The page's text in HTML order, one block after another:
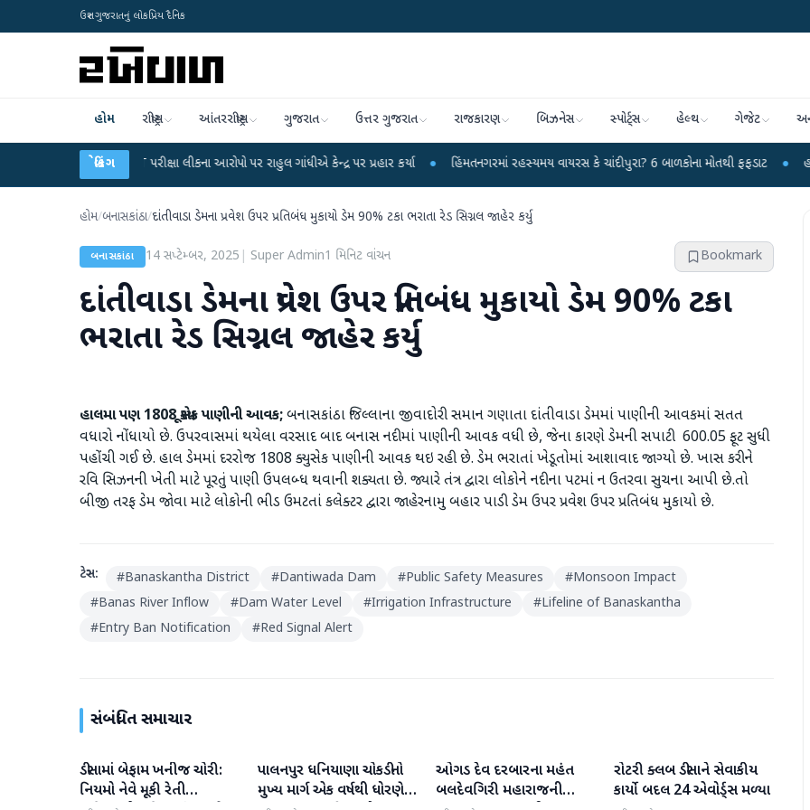
ઉત્તર ગુજરાતનું લોકપ્રિય દૈનિક
હોમ રાષ્ટ્રીય આંતરરાષ્ટ્રીય ગુજરાત ઉત્તર ગુજરાત રાજકારણ બિઝનેસ સ્પોર્ટ્સ હેલ્થ ગેજેટ
બ્રેકિંગ
UGC-NET પરીક્ષા લીકના આરોપો પર રાહુલ ગાંધીએ કેન્દ્ર પર પ્રહાર કર્યા ● હિંમતનગરમાં રહસ્યમય વાયરસ કે ચાંદીપુરા? 6 બાળકોના મોતથી ફફડાટ ● હવામાન વિભાગે
હોમ/બનાસકાંઠા/દાંતીવાડા ડેમના પ્રવેશ ઉપર પ્રતિબંધ મુકાયો ડેમ 90% ટકા ભરાતા રેડ સિગ્નલ જાહેર કર્યુ
બનાસકાંઠા 14 સપ્ટેમ્બર, 2025 Super Admin1 મિનિટ વાંચન Bookmark
દાંતીવાડા ડેમના પ્રવેશ ઉપર પ્રતિબંધ મુકાયો ડેમ 90% ટકા
ભરાતા રેડ સિગ્નલ જાહેર કર્યુ
હાલમા પણ 1808 ક્યૂસેક પાણીની આવક;બનાસકાંઠા જિલ્લાના જીવાદોરી સમાન ગણાતા દાંતીવાડા ડેમમાં પાણીની આવકમાં સતત
વધારો નોંધાયો છે. ઉપરવાસમાં થયેલા વરસાદ બાદ બનાસ નદીમાં પાણીની આવક વધી છે, જેના કારણે ડેમની સપાટી 600.05 ફૂટ સુધી
પહોંચી ગઈ છે. હાલ ડેમમાં દરરોજ 1808 ક્યુસેક પાણીની આવક થઇ રહી છે. ડેમ ભરાતાં ખેડૂતોમાં આશાવાદ જાગ્યો છે. ખાસ કરીને
રવિ સિઝનની ખેતી માટે પૂરતું પાણી ઉપલબ્ધ થવાની શક્યતા છે. જ્યારે તંત્ર દ્વારા લોકોને નદીના પટમાં ન ઉતરવા સુચના આપી છે.તો
બીજી તરફ ડેમ જોવા માટે લોકોની ભીડ ઉમટતાં કલેક્ટર દ્વારા જાહેરનામુ બહાર પાડી ડેમ ઉપર પ્રવેશ ઉપર પ્રતિબંધ મુકાયો છે.
ટેગ્સ: #Banaskantha District #Dantiwada Dam #Public Safety Measures #Monsoon Impact
#Banas River Inflow #Dam Water Level #Irrigation Infrastructure #Lifeline of Banaskantha
#Entry Ban Notification #Red Signal Alert
સંબંધિત સમાચાર
બનાસકાંઠા
ડીસામાં બેફામ ખનીજ ચોરી:
નિયમો નેવે મૂકી રેતી
બનાસકાંઠા
પાલનપુર ધનિયાણા ચોકડીનો
મુખ્ય માર્ગ એક વર્ષથી ધોરણે:
બનાસકાંઠા
ઓગડ દેવ દરબારના મહંત
બલદેવગિરી મહારાજની
બનાસકાંઠા
રોટરી ક્લબ ડીસાને સેવાકીય
કાર્યો બદલ 24 એવોર્ડ્સ મળ્યા